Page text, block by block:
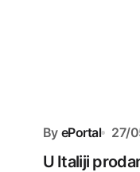
By ePortal 27/
U Italiji